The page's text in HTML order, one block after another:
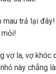
mau trả lại đây!
mỏi!
vợ la, vợ khóc
này chẳng